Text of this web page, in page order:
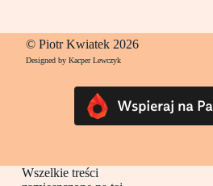
© Piotr Kwiatek 2026
Designed by Kacper Lewczyk
Wszelkie treści